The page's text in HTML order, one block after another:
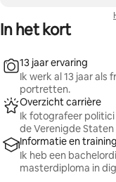
In het kort
13 jaar ervaring
Ik werk al 13 jaar als
portretten.
Overzicht carrière
Ik fotografeer
de Verenigde
Informatie en training
Ik heb een
masterdiploma in